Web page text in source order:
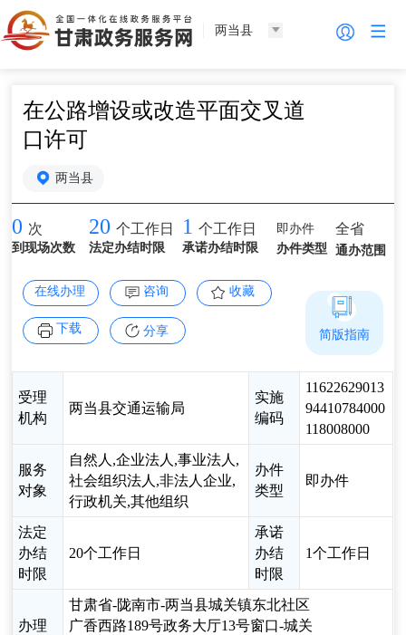
两当县
在公路增设或改造平面交叉道
口许可
两当县
0 次
到现场次数
20 个工作日
法定办结时限
1 个工作日
承诺办结时限
即办件
办件类型
全省
通办范围
在线办理 咨询 收藏
下载 分享
受理
机构
两当县交通运输局
实施
编码
11622629013
94410784000
118008000
服务
对象
自然人,企业法人,事业法人,
社会组织法人,非法人企业,
行政机关,其他组织
办件
类型
即办件
法定
办结
时限
20个工作日
承诺
办结
时限
1个工作日
办理
甘肃省-陇南市-两当县城关镇东北社区
广香西路189号政务大厅13号窗口-城关
简版指南